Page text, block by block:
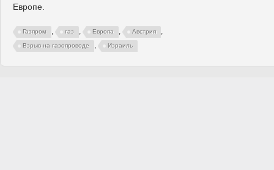
Европе.
Газпром , газ , Европа , Австрия ,
Взрыв на газопроводе , Израиль